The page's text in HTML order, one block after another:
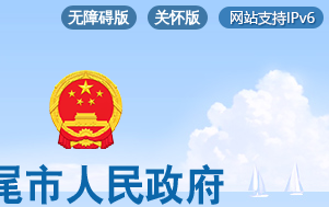
无障碍版 关怀版